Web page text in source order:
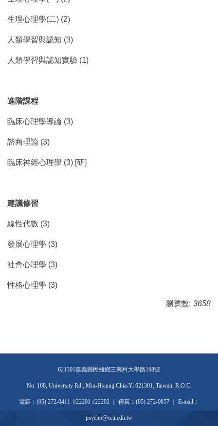
生理心理學(二) (2)
人類學習與認知 (3)
人類學習與認知實驗 (1)
進階課程
臨床心理學導論 (3)
諮商理論 (3)
臨床神經心理學 (3) [研]
建議修習
線性代數 (3)
發展心理學 (3)
社會心理學 (3)
性格心理學 (3)
瀏覽數: 3658
621301嘉義縣民雄鄉三興村大學路168號
No. 168, University Rd., Min-Hsiung Chia-Yi 621301, Taiwan, R.O.C.
電話：(05) 272-0411 #22201 #22202 ｜ 傳真：(05) 272-0857 ｜ E-mail：
psycho@ccu.edu.tw